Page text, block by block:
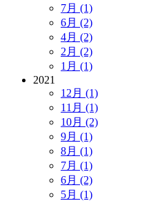
7月 (1)
6月 (2)
4月 (2)
2月 (2)
1月 (1)
2021
12月 (1)
11月 (1)
10月 (2)
9月 (1)
8月 (1)
7月 (1)
6月 (2)
5月 (1)